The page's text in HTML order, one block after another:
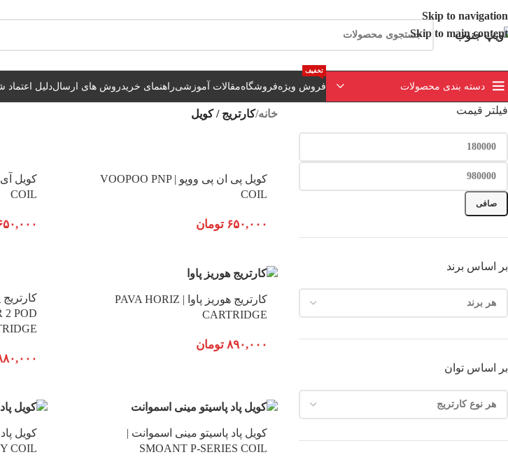
Skip to navigation
Skip to main content
دسته بندی محصولات فروش ویژه
تخفیف
فروشگاهمقالات آموزشیراهنمای خریدروش های ارسالدلیل اعتماد
فیلتر قیمت
صافی
بر اساس برند
بر اساس توان
خانه/کارتریج / کویل
کویل پی ان پی ووپو | VOOPOO PNP
COIL
۶۵۰,۰۰۰ تومان
COIL
کارتریج هوریز پاوا | PAVA HORIZ
CARTRIDGE
۸۹۰,۰۰۰ تومان
2 POD
کویل پاد پاسیتو مینی اسموانت |
SMOANT P-SERIES COIL
کویل
COIL